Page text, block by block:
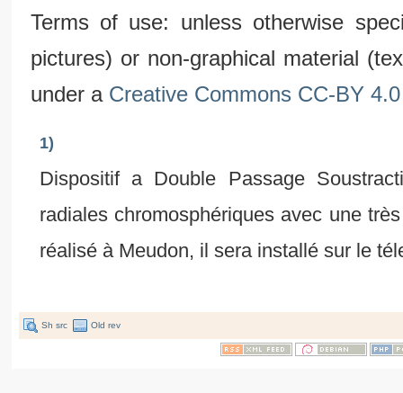
Terms of use: unless otherwise
pictures) or non-graphical material
under a Creative Commons CC-BY
1)
Dispositif a Double Passage
radiales chromosphériques avec une
réalisé à Meudon, il sera installé sur le
Sh src Old rev